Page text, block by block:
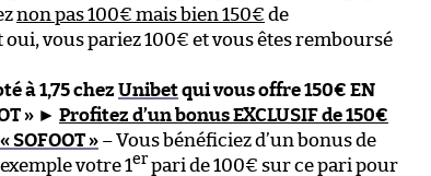
non pas 100€ mais bien 150€ de
oui, vous pariez 100€ et vous êtes remboursé
à 1,75 chez Unibetqui vous offre 150€ EN
» ► Profitez d’un bonus EXCLUSIF de 150€
SOFOOT » – Vous bénéficiez d’un bonus de
votre 1er pari de 100€ sur ce pari pour